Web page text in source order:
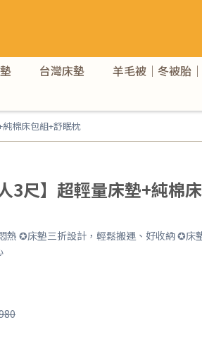
台灣床墊 羊毛被｜冬被胎
棉床包組+舒眠枕
3尺】超輕量床墊+純棉
熱 ✪床墊三折設計，輕鬆搬運、好收納 ✪床